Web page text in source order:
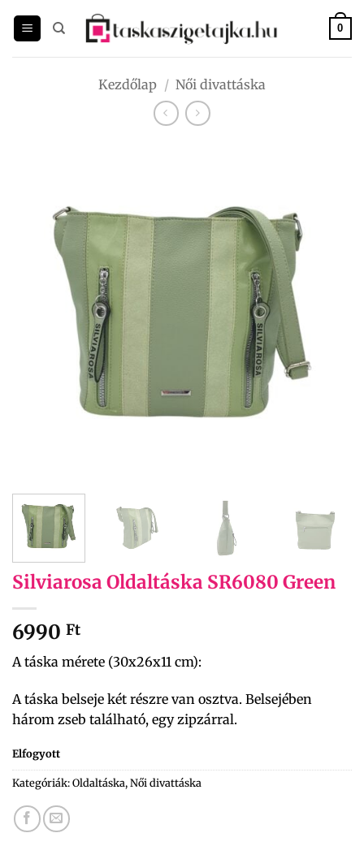
0
Kezdőlap / Női divattáska
Silviarosa Oldaltáska SR6080 Green
6990 Ft
A táska mérete (30x26x11 cm):
A táska belseje két részre van osztva. Belsejében
három zseb található, egy zipzárral.
Elfogyott
Kategóriák:Oldaltáska,Női divattáska